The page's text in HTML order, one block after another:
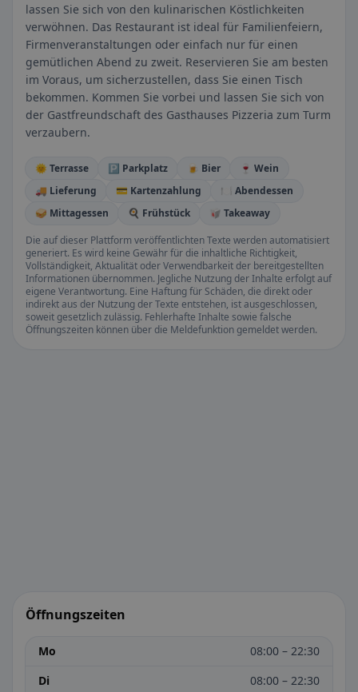
lassen Sie sich von den kulinarischen Köstlichkeiten
verwöhnen. Das Restaurant ist ideal für Familienfeiern,
Firmenveranstaltungen oder einfach nur für einen
gemütlichen Abend zu zweit. Reservieren Sie am besten
im Voraus, um sicherzustellen, dass Sie einen Tisch
bekommen. Kommen Sie vorbei und lassen Sie sich von
der Gastfreundschaft des Gasthauses Pizzeria zum Turm
verzaubern.
🌞 Terrasse 🅿️ Parkplatz 🍺 Bier
🍷 Wein
🚚 Lieferung
💳 Kartenzahlung
🍽️ Abendessen
🥪 Mittagessen
🍳 Frühstück
🥡 Takeaway
Die auf dieser Plattform veröffentlichten Texte werden automatisiert
generiert. Es wird keine Gewähr für die inhaltliche Richtigkeit,
Vollständigkeit, Aktualität oder Verwendbarkeit der bereitgestellten
Informationen übernommen. Jegliche Nutzung der Inhalte erfolgt auf
eigene Verantwortung. Eine Haftung für Schäden, die direkt oder
indirekt aus der Nutzung der Texte entstehen, ist ausgeschlossen,
soweit gesetzlich zulässig. Fehlerhafte Inhalte sowie falsche
Öffnungszeiten können über die Meldefunktion gemeldet werden.
Öffnungszeiten
Mo
08:00 – 22:30
Di
08:00 – 22:30